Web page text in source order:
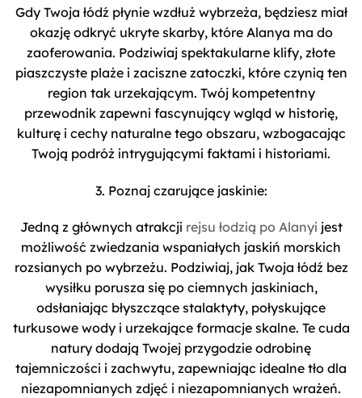
Gdy Twoja łódź płynie wzdłuż wybrzeża, będziesz miał
okazję odkryć ukryte skarby, które Alanya ma do
zaoferowania. Podziwiaj spektakularne klify, złote
piaszczyste plaże i zaciszne zatoczki, które czynią ten
region tak urzekającym. Twój kompetentny
przewodnik zapewni fascynujący wgląd w historię,
kulturę i cechy naturalne tego obszaru, wzbogacając
Twoją podróż intrygującymi faktami i historiami.
3. Poznaj czarujące jaskinie:
Jedną z głównych atrakcji rejsu łodzią po Alanyi jest
możliwość zwiedzania wspaniałych jaskiń morskich
rozsianych po wybrzeżu. Podziwiaj, jak Twoja łódź bez
wysiłku porusza się po ciemnych jaskiniach,
odsłaniając błyszczące stalaktyty, połyskujące
turkusowe wody i urzekające formacje skalne. Te cuda
natury dodają Twojej przygodzie odrobinę
tajemniczości i zachwytu, zapewniając idealne tło dla
niezapomnianych zdjęć i niezapomnianych wrażeń.